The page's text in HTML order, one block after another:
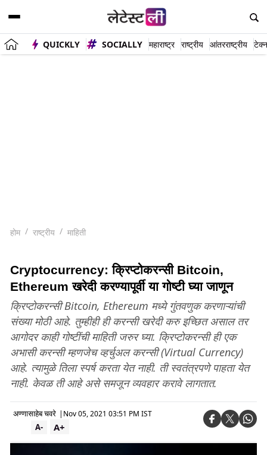
QUICKLY SOCIALLY महाराष्ट्र राष्ट्रीय आंतरराष्ट्रीय
होम राष्ट्रीय माहिती
Cryptocurrency: क्रिप्टोकरन्सी Bitcoin,
Ethereum खरेदी करण्यापूर्वी या गोष्टी घ्या जाणून
क्रिप्टोकरन्सी Bitcoin, Ethereum मध्ये गुंतवणुक करणाऱ्यांची
संख्या मोठी आहे. तुम्हीही ही करन्सी खरेदी करु इच्छित असाल तर
आगोदर काही गोष्टींची माहिती जरुर घ्या. क्रिप्टोकरन्सी ही एक
अभासी करन्सी म्हणजेच व्हर्चुअल करन्सी (Virtual Currency)
आहे. त्यामुळे तिला स्पर्ष करता येत नाही. ती स्वतंत्रपणे पाहता येत
नाही. केवळ ती आहे असे समजून व्यवहार करावे लागतात.
अण्णासाहेब चवरे | Nov 05, 2021 03:51 PM IST
A+
A-